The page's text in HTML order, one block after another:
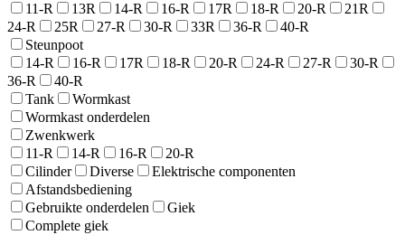
11-R
13R 14-R 16-R 17R 18-R 20-R
21R
24-R
25R 27-R 30-R 33R 36-R
40-R
Steunpoot
14-R
16-R 17R 18-R 20-R 24-R 27-R
30-R
36-R
40-R
Tank
Wormkast
Wormkast onderdelen
Zwenkwerk
11-R
14-R 16-R
20-R
Cilinder
Diverse
Elektrische componenten
Afstandsbediening
Gebruikte onderdelen
Giek
Complete giek